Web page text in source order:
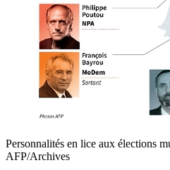
Personnalités en lice aux élections
AFP/Archives